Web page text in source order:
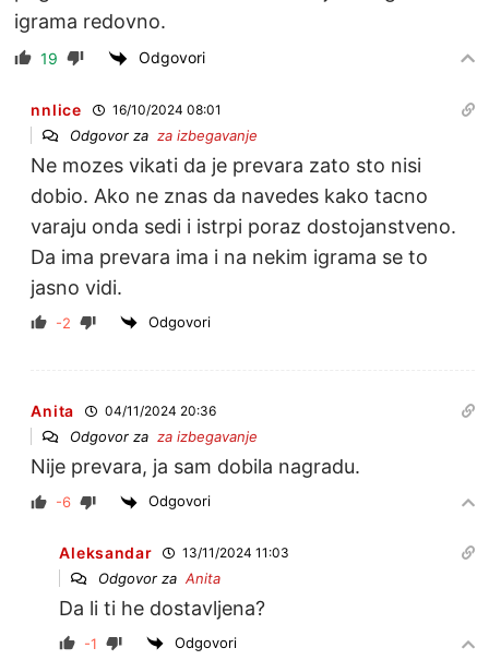
igrama redovno.
19 Odgovori
nnlice 16/10/2024 08:01
Odgovor zaza izbegavanje
Ne mozes vikati da je prevara zato sto nisi
dobio. Ako ne znas da navedes kako tacno
varaju onda sedi i istrpi poraz dostojanstveno.
Da ima prevara ima i na nekim igrama se to
jasno vidi.
-2 Odgovori
Anita 04/11/2024 20:36
Odgovor zaza izbegavanje
Nije prevara, ja sam dobila nagradu.
-6 Odgovori
Aleksandar 13/11/2024 11:03
Odgovor zaAnita
Da li ti he dostavljena?
-1 Odgovori